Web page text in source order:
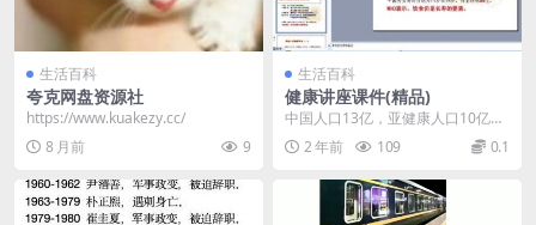
生活百科
夸克网盘资源社
https://www.kuakezy.cc/
8 月前
9
生活百科
健康讲座课件(精品)
中国人口13亿，亚健康人口10亿，
主要集中于都市 白领和工薪阶层，
占总人口的70...
2 年前 109 0.1